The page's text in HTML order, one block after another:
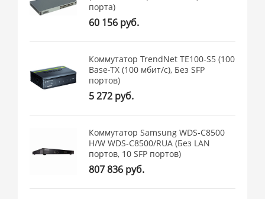
порта)
60 156 руб.
Коммутатор TrendNet TE100-S5 (100
Base-TX (100 мбит/с), Без SFP
портов)
5 272 руб.
Коммутатор Samsung WDS-C8500
H/W WDS-C8500/RUA (Без LAN
портов, 10 SFP портов)
807 836 руб.